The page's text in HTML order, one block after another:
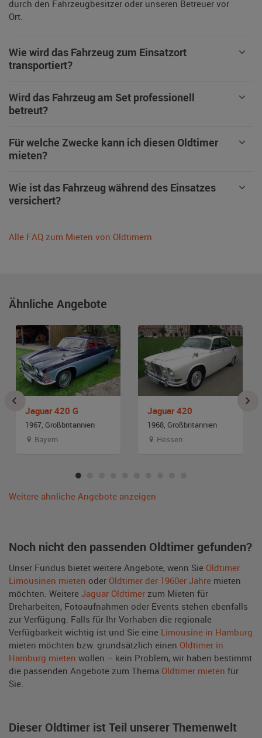
durch den Fahrzeugbesitzer oder unseren Betreuer vor
Ort.
Wie wird das Fahrzeug zum Einsatzort
transportiert?
Wird das Fahrzeug am Set professionell
betreut?
Für welche Zwecke kann ich diesen Oldtimer
mieten?
Wie ist das Fahrzeug während des Einsatzes
versichert?
Alle FAQ zum Mieten von Oldtimern
Ähnliche Angebote
Jaguar 420 G
1967, Großbritannien
Bayern
Jaguar 420
1968, Großbritannien
Hessen
Weitere ähnliche Angebote anzeigen
Noch nicht den passenden Oldtimer gefunden?
Unser Fundus bietet weitere Angebote, wenn Sie Oldtimer
Limousinen mieten oder Oldtimer der 1960er Jahre mieten
möchten. Weitere Jaguar Oldtimer zum Mieten für
Dreharbeiten, Fotoaufnahmen oder Events stehen ebenfalls
zur Verfügung. Falls für Ihr Vorhaben die regionale
Verfügbarkeit wichtig ist und Sie eine Limousine in Hamburg
mieten möchten bzw. grundsätzlich einen Oldtimer in
Hamburg mieten wollen – kein Problem, wir haben bestimmt
die passenden Angebote zum Thema Oldtimer mieten für
Sie.
Dieser Oldtimer ist Teil unserer Themenwelt